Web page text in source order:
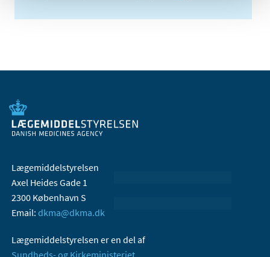
Lægemiddelstyrelsen
Axel Heides Gade 1
2300 København S
Email: dkma@dkma.dk
Lægemiddelstyrelsen er en del af
Sundheds- og Kirkeministeriet.